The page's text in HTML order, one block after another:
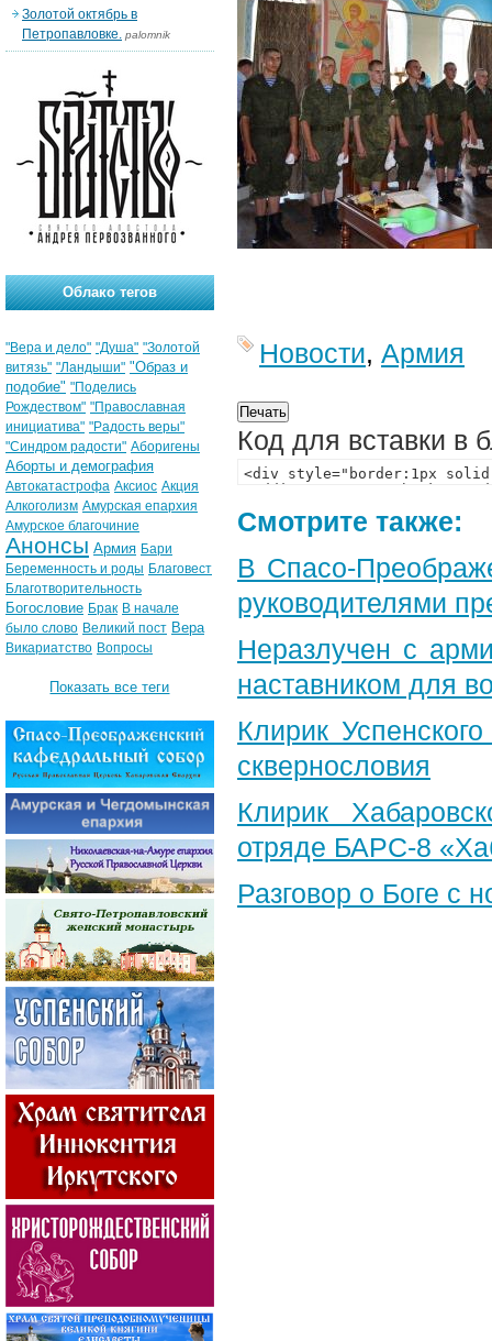
Новости, Армия
Код для вставки в
Смотрите также:
В Спасо-
руководителями
Неразлучен с
наставником для
Клирик
сквернословия
Клирик
отряде БАРС-8
Разговор о Боге с
Золотой октябрь в
Петропавловке. palomnik
Облако тегов
"Вера и дело" "Душа" "Золотой
витязь" "Ландыши" "Образ и
подобие" "Поделись
Рождеством" "Православная
инициатива" "Радость веры"
"Синдром радости" Аборигены
Аборты и демография
Автокатастрофа Аксиос Акция
Алкоголизм Амурская епархия
Амурское благочиние
Анонсы Армия Бари
Беременность и роды Благовест
Благотворительность
Богословие Брак В начале
было слово Великий пост Вера
Викариатство Вопросы
Показать все теги